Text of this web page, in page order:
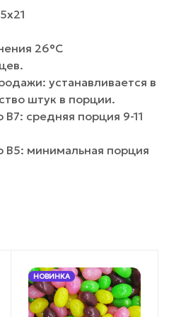
26°C
устанавливается в
штук в порции.
средняя порция 9-11
B5: минимальная порция
НОВИНКА